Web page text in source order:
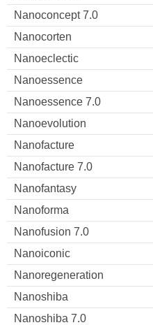
Nanoconcept 7.0
Nanocorten
Nanoeclectic
Nanoessence
Nanoessence 7.0
Nanoevolution
Nanofacture
Nanofacture 7.0
Nanofantasy
Nanoforma
Nanofusion 7.0
Nanoiconic
Nanoregeneration
Nanoshiba
Nanoshiba 7.0